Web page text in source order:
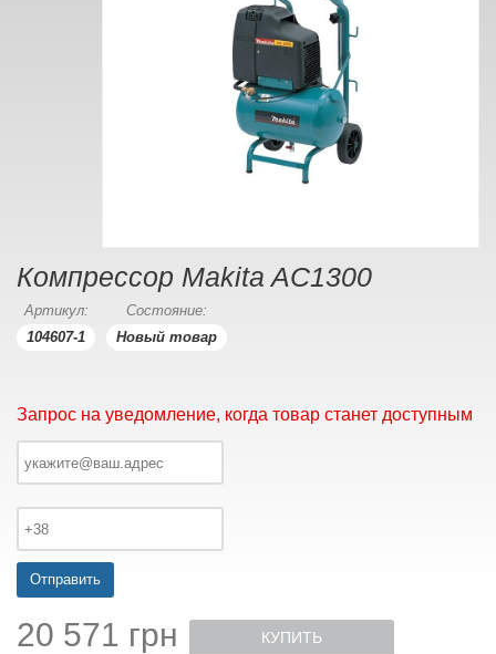
Компрессор Makita AC1300
Артикул:
104607-1
Состояние:
Новый товар
Запрос на уведомление, когда товар станет доступным
Отправить
20 571 грн КУПИТЬ